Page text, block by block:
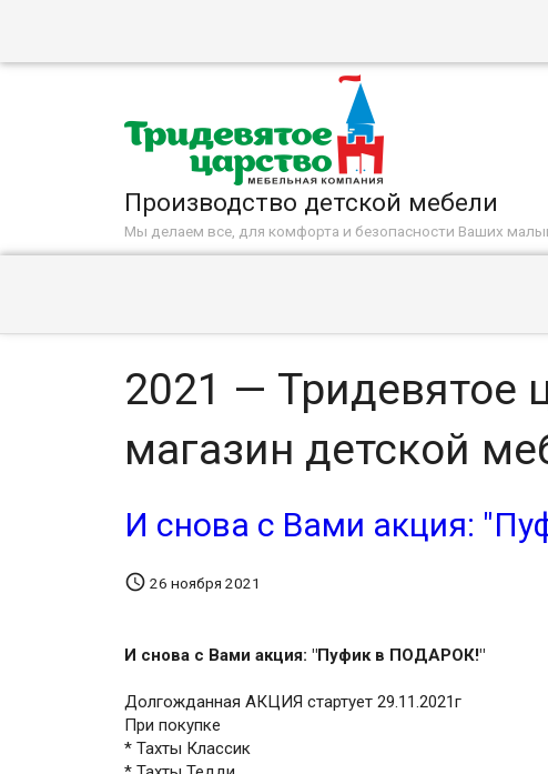
Производство детской мебели
Мы делаем все, для комфорта и безопасности Ваших
2021 — Тридевятое
магазин детской
И снова с Вами акция:
 26 ноября 2021
И снова с Вами акция: "Пуфик в ПОДАРОК!"
Долгожданная АКЦИЯ стартует 29.11.2021г
При покупке
* Тахты Классик